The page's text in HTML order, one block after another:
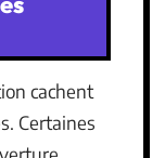
cachent
Certaines